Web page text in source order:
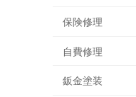
保険修理
自費修理
鈑金塗装